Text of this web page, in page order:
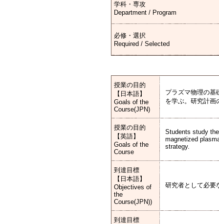
学科・専攻
Department / Program
必修・選択
Required / Selected
授業の目的
【日本語】
Goals of the
Course(JPN)
プラズマ物理の基
を学ぶ。研究計画
授業の目的
【英語】
Goals of the
Course
Students study
magnetized
strategy.
到達目標
【日本語】
Objectives of
the
Course(JPN))
研究者として必要
到達目標